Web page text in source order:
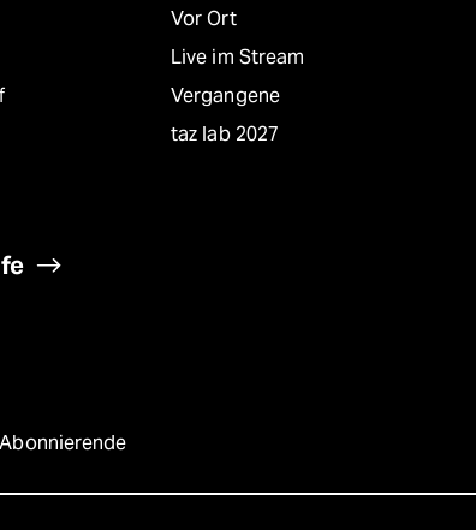
Vor Ort
Live im Stream
Vergangene
taz lab 2027